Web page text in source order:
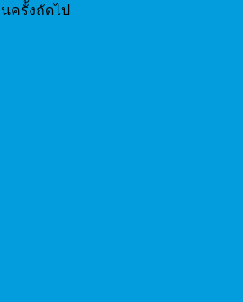
ครั้งถัดไป